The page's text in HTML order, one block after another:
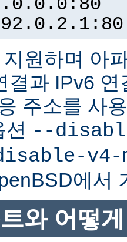
원하며 아
결과 IPv6
주소를 사
션 --
v4-
에서
와 어떻